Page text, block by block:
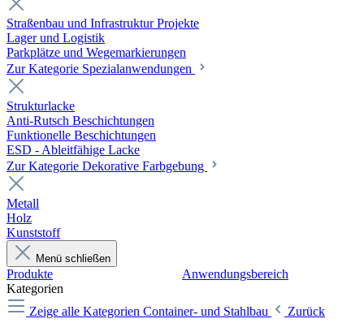
Straßenbau und Infrastruktur Projekte
Lager und Logistik
Parkplätze und Wegemarkierungen
Zur Kategorie Spezialanwendungen
Strukturlacke
Anti-Rutsch Beschichtungen
Funktionelle Beschichtungen
ESD - Ableitfähige Lacke
Zur Kategorie Dekorative Farbgebung
Metall
Holz
Kunststoff
Menü schließen
Produkte
Anwendungsbereich
Kategorien
Zeige alle Kategorien Container- und Stahlbau
Zurück